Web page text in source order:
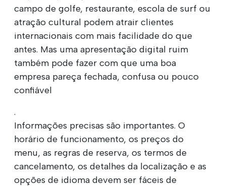
campo de golfe, restaurante, escola de surf ou
atração cultural podem atrair clientes
internacionais com mais facilidade do que
antes. Mas uma apresentação digital ruim
também pode fazer com que uma boa
empresa pareça fechada, confusa ou pouco
confiável
.
Informações precisas são importantes. O
horário de funcionamento, os preços do
menu, as regras de reserva, os termos de
cancelamento, os detalhes da localização e as
opções de idioma devem ser fáceis de